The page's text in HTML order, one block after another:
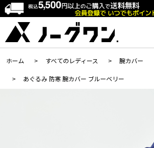
ホーム > すべてのレディース > 腕カバー
> あぐるみ 防寒 腕カバー ブルーベリー